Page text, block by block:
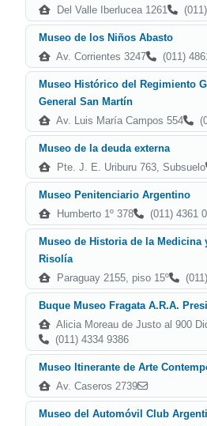
Del Valle Iberlucea 1261
Museo de los Niños Abasto
Av. Corrientes 3247
(011)
Museo Histórico del Regimiento
General San Martín
Av. Luis María Campos 554
Museo de la deuda externa
Pte. J. E. Uriburu 763, Subsuelo
Museo Penitenciario Argentino
Humberto 1º 378
(011) 4361
Museo de Historia de la Medicina
Risolía
Paraguay 2155, piso 15º
Buque Museo Fragata A.R.A.
Alicia Moreau de Justo al 900
(011) 4334 9386
Museo Itinerante de Arte
Av. Caseros 2739
Museo del Automóvil Club